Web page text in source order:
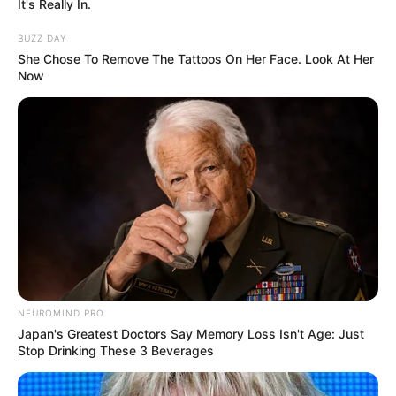
Deutschlandweit Veranstaltung kostenlos
Kompass zu den Nachbarregionen von Grömitz,
Kabelhorst und Lensahn:
N
S
Ausflugsziele bzw. Sehenswürdigkeiten im Gebiet bzw. in
It's Really In.
BUZZ DAY
She Chose To Remove The Tattoos On Her Face. Look At Her
Now
NEUROMIND PRO
Japan's Greatest Doctors Say Memory Loss Isn't Age: Just
Stop Drinking These 3 Beverages